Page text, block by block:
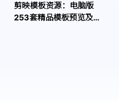
剪映模板资源：电脑版
253套精品模板预览及源